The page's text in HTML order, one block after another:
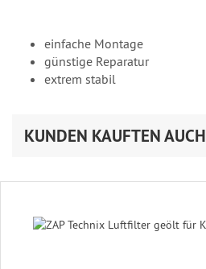
einfache Montage
günstige Reparatur
extrem stabil
KUNDEN KAUFTEN AUCH